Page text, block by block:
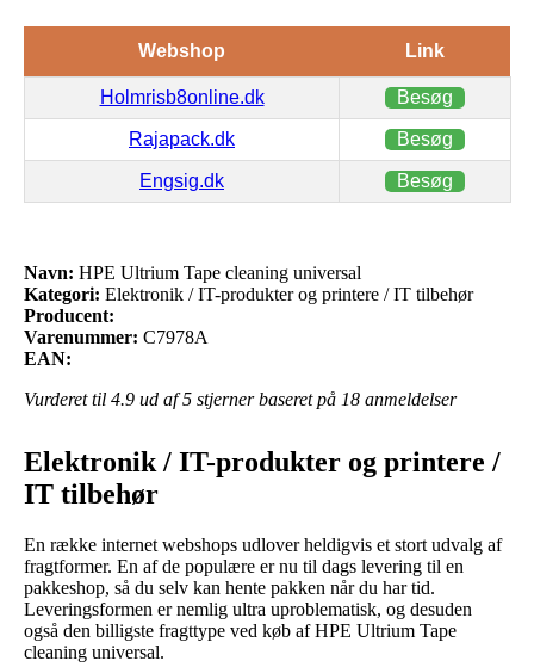
Webshop Link
Holmrisb8online.dk Besøg
Rajapack.dk Besøg
Engsig.dk Besøg
Navn: HPE Ultrium Tape cleaning universal
Kategori: Elektronik / IT-produkter og printere / IT tilbehør
Producent:
Varenummer: C7978A
EAN:
Vurderet til 4.9 ud af 5 stjerner baseret på 18 anmeldelser
Elektronik / IT-produkter og printere /
IT tilbehør
En række internet webshops udlover heldigvis et stort udvalg af
fragtformer. En af de populære er nu til dags levering til en
pakkeshop, så du selv kan hente pakken når du har tid.
Leveringsformen er nemlig ultra uproblematisk, og desuden
også den billigste fragttype ved køb af HPE Ultrium Tape
cleaning universal.